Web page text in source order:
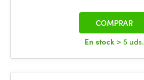
En stock > 5 uds.
COMPRAR